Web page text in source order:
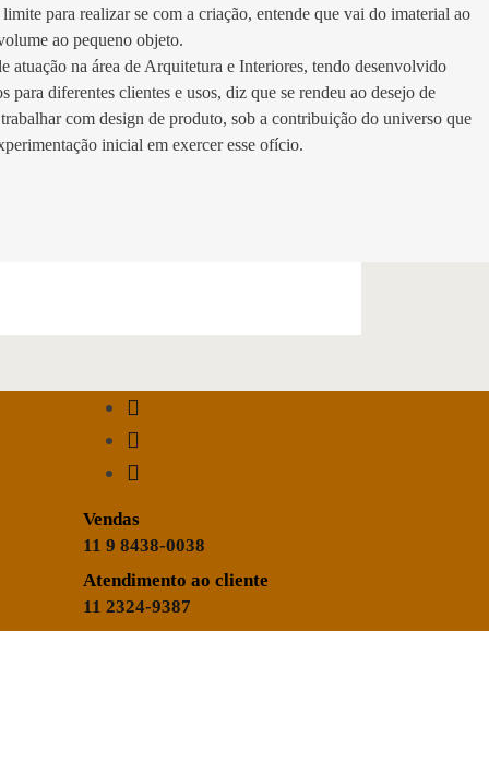
para realizar se com a criação, entende que vai do imaterial ao
ao pequeno objeto.
atuação na área de Arquitetura e Interiores, tendo desenvolvido
para diferentes clientes e usos, diz que se rendeu ao desejo de
com design de produto, sob a contribuição do universo que
inicial em exercer esse ofício.
Vendas
11 9 8438-0038
Atendimento ao cliente
11 2324-9387